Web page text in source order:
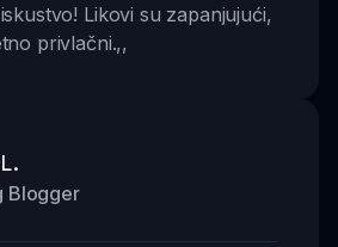
Likovi su zapanjujući,
privlačni.,,
Blogger